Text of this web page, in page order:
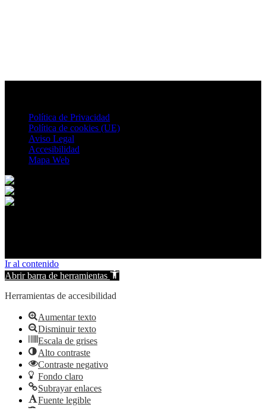
Política de Privacidad
Política de cookies (UE)
Aviso Legal
Accesibilidad
Mapa Web
Ir al contenido
Abrir barra de herramientas
Herramientas de accesibilidad
Aumentar texto
Disminuir texto
Escala de grises
Alto contraste
Contraste negativo
Fondo claro
Subrayar enlaces
Fuente legible